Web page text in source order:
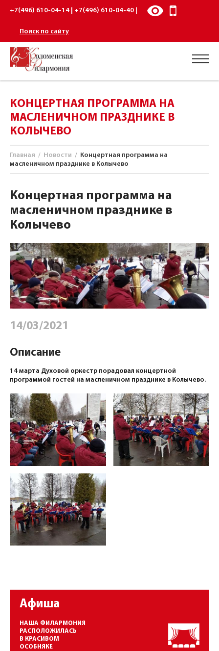
+7(496) 610-04-14 | +7(496) 610-04-40 |
Поиск по сайту
КОНЦЕРТНАЯ ПРОГРАММА НА
МАСЛЕНИЧНОМ ПРАЗДНИКЕ В
КОЛЫЧЕВО
Главная / Новости / Концертная программа на
масленичном празднике в Колычево
Концертная программа на
масленичном празднике в
Колычево
14/03/2021
Описание
14 марта Духовой оркестр порадовал концертной
программой гостей на масленичном празднике в Колычево.
Афиша
НАША ФИЛАРМОНИЯ
РАСПОЛОЖИЛАСЬ
В КРАСИВОМ
ОСОБНЯКЕ